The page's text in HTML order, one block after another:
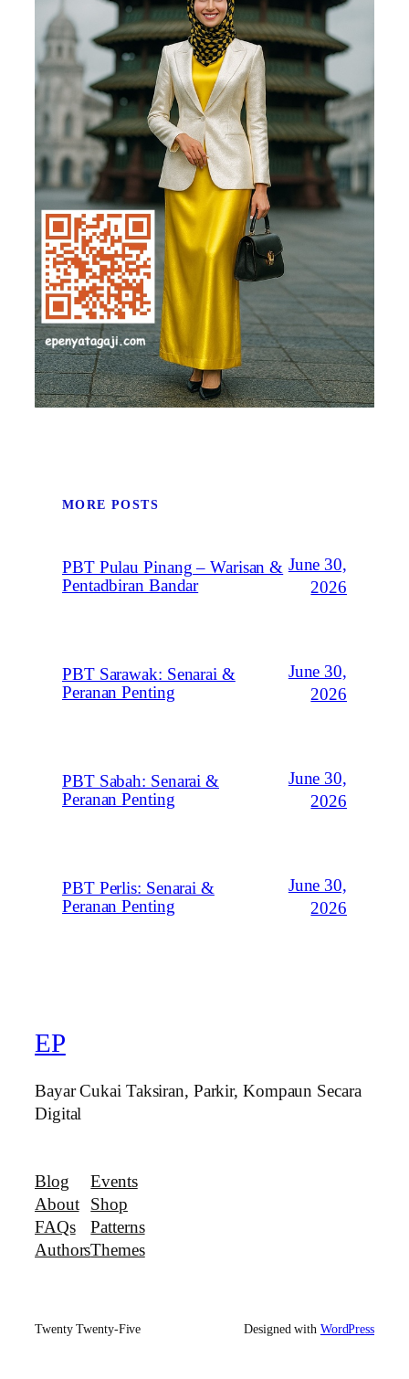
MORE POSTS
PBT Pulau Pinang – Warisan &
Pentadbiran Bandar
June 30,
2026
PBT Sarawak: Senarai &
Peranan Penting
June 30,
2026
PBT Sabah: Senarai &
Peranan Penting
June 30,
2026
PBT Perlis: Senarai &
Peranan Penting
June 30,
2026
EP
Bayar Cukai Taksiran, Parkir, Kompaun Secara
Digital
Blog
About
FAQs
Authors
Events
Shop
Patterns
Themes
Twenty Twenty-Five Designed with WordPress